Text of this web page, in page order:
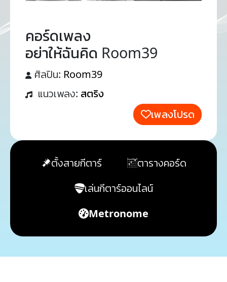
คอร์ดเพลง
อย่าให้ฉันคิด Room39
ศิลปิน: Room39
แนวเพลง: สตริง
เพลงโปรด
ตั้งสายกีตาร์
ตารางคอร์ด
เล่นกีตาร์ออนไลน์
Metronome